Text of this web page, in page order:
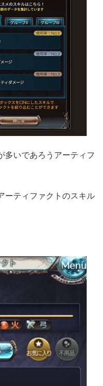
多いであろうアーティフ
ーティファクトのスキル